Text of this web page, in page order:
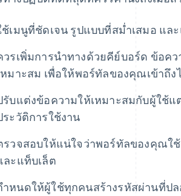
ช้เมนูที่ชัดเจน รูปแบบที่สม่ำเสมอ แล
วรเพิ่มการนำทางด้วยคีย์บอร์ด ข้อค
หมาะสม เพื่อให้พอร์ทัลของคุณเข้าถึง
รับแต่งข้อความให้เหมาะสมกับผู้ใช้
ระวัติการใช้งาน
รวจสอบให้แน่ใจว่าพอร์ทัลของคุณใ
ละแท็บเล็ต
ำหนดให้ผู้ใช้ทุกคนสร้างรหัสผ่านที่ป